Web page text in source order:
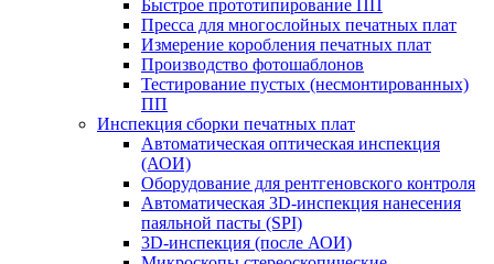
Быстрое прототипирование ПП
Пресса для многослойных печатных плат
Измерение коробления печатных плат
Производство фотошаблонов
Тестирование пустых (несмонтированных)
ПП
Инспекция сборки печатных плат
Автоматическая оптическая инспекция
(АОИ)
Оборудование для рентгеновского контроля
Автоматическая 3D-инспекция нанесения
паяльной пасты (SPI)
3D-инспекция (после АОИ)